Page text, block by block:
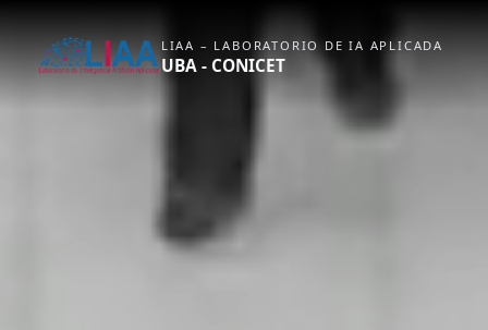
LIAA – LABORATORIO DE IA APLICADA
UBA - CONICET